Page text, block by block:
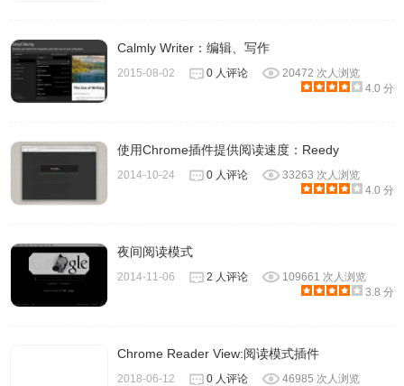
8、还能从文档或网络中的文本收集要点以进行总结和研究。
Read&Write for Google Chrome™插件联系方
Calmly Writer：编辑、写作
2015-08-02 0 人评论
20472 次人浏览
4.0 分
使用Chrome插件提供阅读速度：Reedy
2014-10-24 0 人评论
33263 次人浏览
4.0 分
夜间阅读模式
2014-11-06 2 人评论
109661 次人浏览
3.8 分
Chrome Reader View:阅读模式插件
2018-06-12 0 人评论
46985 次人浏览